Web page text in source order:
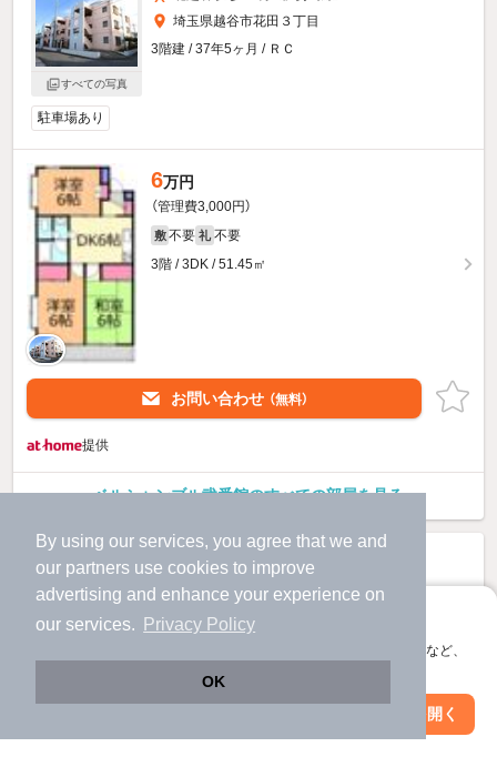
By using our services, you agree that we and
our partners use cookies to improve
advertising and enhance your experience on
our services.
Privacy Policy
OK
アプリに切り替えて、サクサクお部屋探し
会員登録なしですぐ使える。マップ検索やお気に入り保存など、
アプリを開く
すべての写真
埼玉県越谷市花田３丁目
3階建 / 37年5ヶ月 / ＲＣ
駐車場あり
6万円
（管理費3,000円）
敷 不要 礼 不要
3階 / 3DK / 51.45㎡
お問い合わせ （無料）
提供
ベルシャンブル弐番館のすべての部屋を見る
絞り込み条件を変更